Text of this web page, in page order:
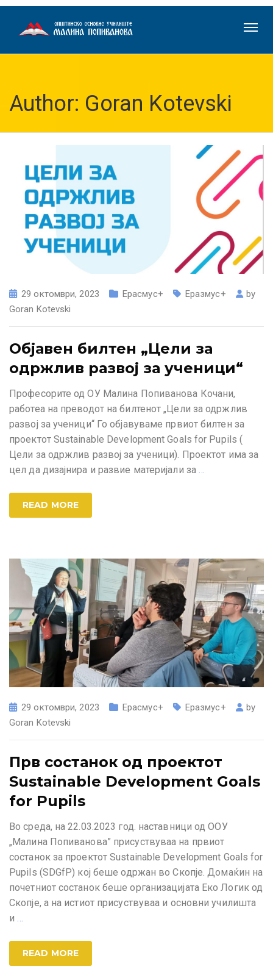
Author: Goran Kotevski
29 октомври, 2023 Ерасмус+ Еразмус+
by
Goran Kotevski
Објавен билтен „Цели за
одржлив развој за ученици“
Професорите од ОУ Малина Попиванова Кочани,
работеа на преводот на билтенот „Цели за одржлив
развој за ученици“ Го објавуваме првиот билтен за
проектот Sustainable Development Goals for Pupils (
Цели за одржлив развој за ученици). Проектот има за
цел да дизајнира и развие материјали за…
READ MORE
29 октомври, 2023 Ерасмус+ Еразмус+
by
Goran Kotevski
Прв состанок од проектот
Sustainable Development Goals
for Pupils
Во среда, на 22.03.2023 год. наставници од ООУ
„Малина Попиванова” присуствуваа на првиот
состанок за проектот Sustainable Development Goals for
Pupils (SDGfP) кој беше одржан во Скопје. Домаќин на
почетниот состанок беше организацијата Еко Логик од
Скопје, а на истиот присуствуваа и основни училишта
и…
READ MORE